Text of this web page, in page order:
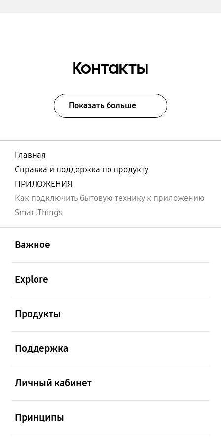
Контакты
Показать больше
Главная
Справка и поддержка по продукту
ПРИЛОЖЕНИЯ
Как подключить бытовую технику к приложению
SmartThings
Важное
Explore
Продукты
Поддержка
Личный кабинет
Принципы